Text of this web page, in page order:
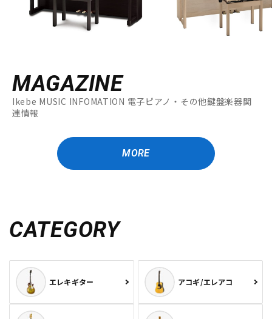
MAGAZINE
Ikebe MUSIC INFOMATION 電子ピアノ・その他鍵盤楽器関
連情報
MORE
CATEGORY
エレキギター アコギ/エレアコ